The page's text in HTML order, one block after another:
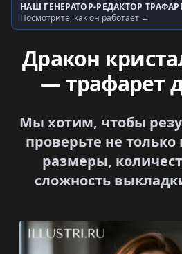
Генератор трафаретов
НАШ ГЕНЕРАТОР-РЕДАКТОР
Посмотрите, как он работает →
Дракон
— трафарет
Мы хотим, чтобы
проверьте не только
размеры,
сложность